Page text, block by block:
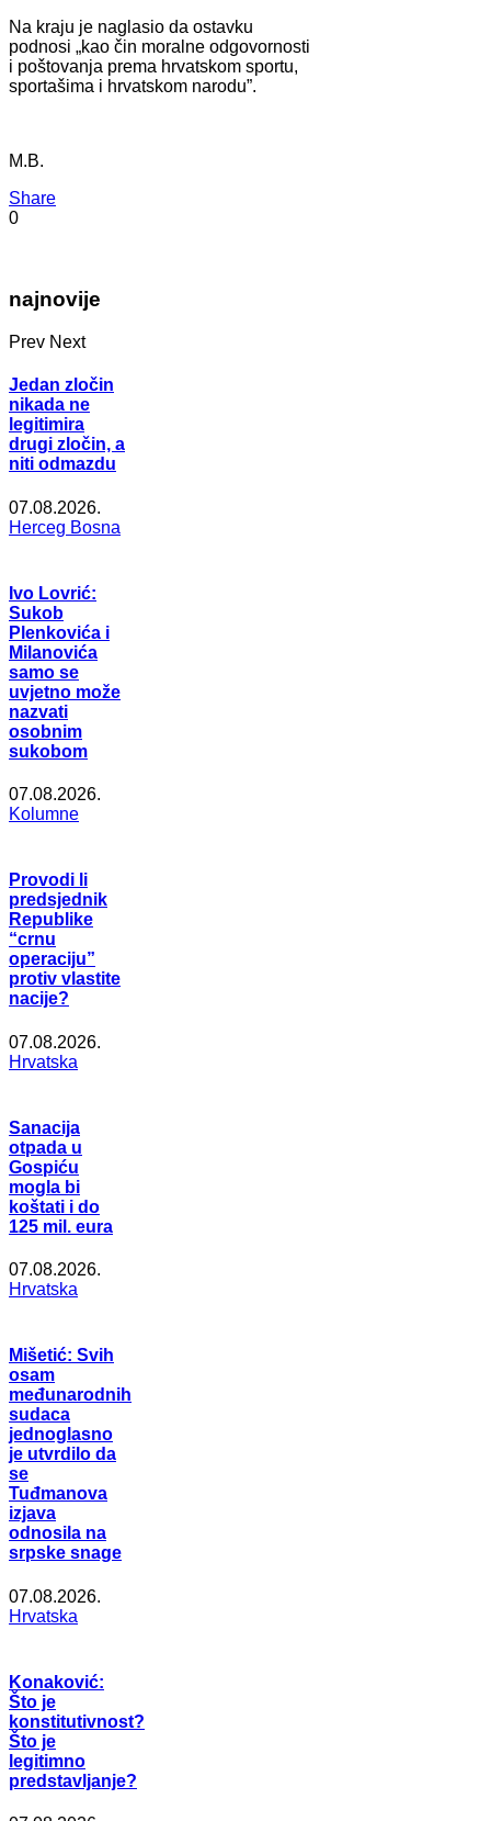
Na kraju je naglasio da ostavku
podnosi „kao čin moralne odgovornosti
i poštovanja prema hrvatskom sportu,
sportašima i hrvatskom narodu”.
M.B.
Share
0
najnovije
Prev Next
Jedan zločin
nikada ne
legitimira
drugi zločin, a
niti odmazdu
07.08.2026.
Herceg Bosna
Ivo Lovrić:
Sukob
Plenkovića i
Milanovića
samo se
uvjetno može
nazvati
osobnim
sukobom
07.08.2026.
Kolumne
Provodi li
predsjednik
Republike
“crnu
operaciju”
protiv vlastite
nacije?
07.08.2026.
Hrvatska
Sanacija
otpada u
Gospiću
mogla bi
koštati i do
125 mil. eura
07.08.2026.
Hrvatska
Mišetić: Svih
osam
međunarodnih
sudaca
jednoglasno
je utvrdilo da
se
Tuđmanova
izjava
odnosila na
srpske snage
07.08.2026.
Hrvatska
Konaković:
Što je
konstitutivnost?
Što je
legitimno
predstavljanje?